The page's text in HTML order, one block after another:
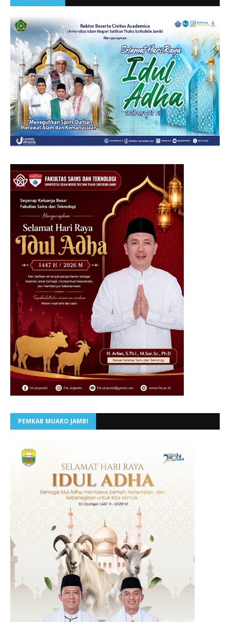
PEMKAB MUARO JAMBI